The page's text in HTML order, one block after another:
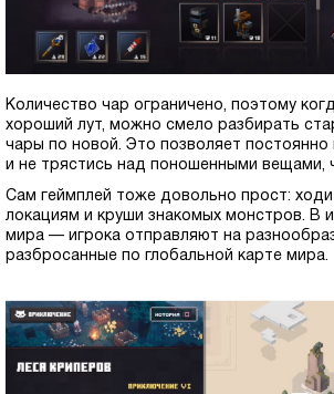
Количество чар ограничено, поэтому
хороший лут, можно смело разбирать
чары по новой. Это позволяет
и не трястись над поношенными вещами,
Сам геймплей тоже довольно прост: ходи
локациям и круши знакомых монстров. В
мира — игрока отправляют на
разбросанные по глобальной карте мира.